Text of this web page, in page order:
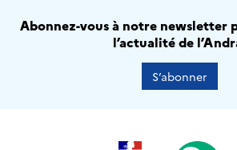
Abonnez-vous à notre newsletter
l’actualité de
S’abonner